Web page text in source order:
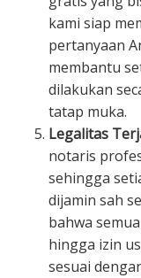
kami siap
pertanyaan
membantu
dilakukan
tatap muka.
Legalitas
notaris
sehingga
dijamin sah
bahwa
hingga izin
sesuai